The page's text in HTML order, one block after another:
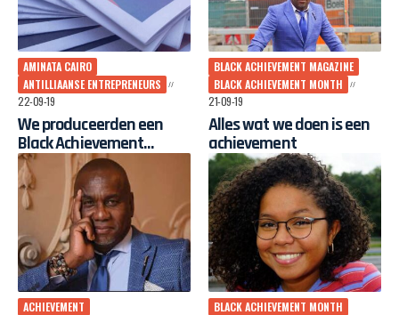
AMINATA CAIRO
ANTILLIAANSE ENTREPRENEURS
22-09-19
We produceerden een
Black Achievement
Magazine
BLACK ACHIEVEMENT MAGAZINE
BLACK ACHIEVEMENT MONTH
21-09-19
Alles wat we doen is een
achievement
ACHIEVEMENT
BLACK ACHIEVEMENT MONTH